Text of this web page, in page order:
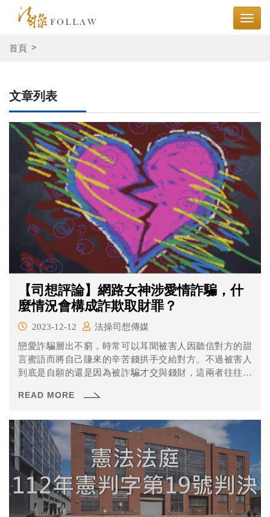
首頁
文章列表
【司想評論】網路女神涉愛情詐騙，什
麼情況會構成詐欺取財罪？
2023-12-12
法操司想傳媒
戀愛詐騙層出不窮，時常可以耳聞被害人因聽信對方的甜
言蜜語而將自己賺來的辛苦錢拱手交給對方。不過被害人
到底是自願的還是因為被詐騙才交與錢財，這兩者往往很
READ MORE